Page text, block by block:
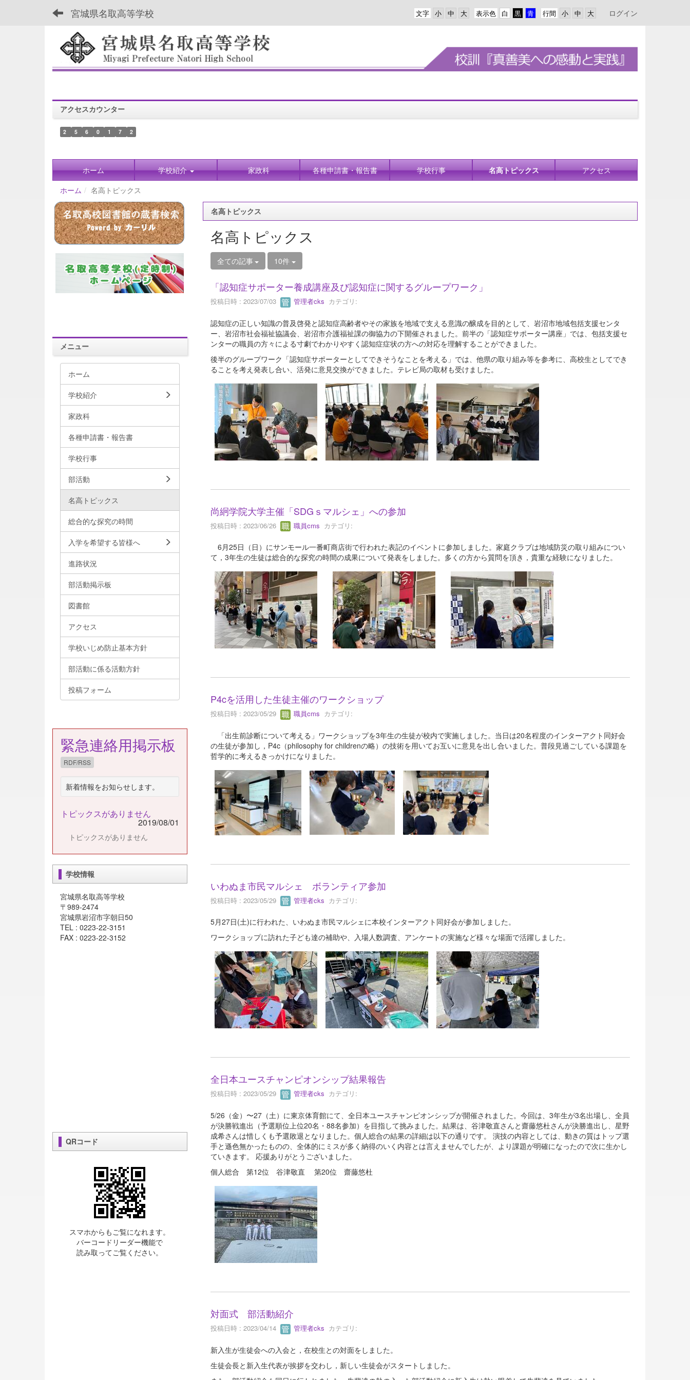
宮城県名取高等学校 行間
表示色
文字 ログイン
アクセスカウンター
2 5 6 0 1 7 2
ホーム 学校紹介 家政科 各種申請書・報告書 学校行事 名高トピックス
アクセス
ホーム
名高トピックス
名高トピックス
名高トピックス
全ての記事 10件
「認知症サポーター養成講座及び認知症に関するグループワーク」
投稿日時 : 2023/07/03 管理者cks カテゴリ:
認知症の正しい知識の普及啓発と認知症高齢者やその家族を地域で支える意識の醸成を目的として、岩沼市地域包括支援センタ
ー、岩沼市社会福祉協議会、岩沼市介護福祉課の御協力の下開催されました。前半の「認知症サポーター講座」では、包括支援セ
ンターの職員の方々による寸劇でわかりやすく認知症症状の方への対応を理解することができました。
後半のグループワーク「認知症サポーターとしてできそうなことを考える」では、他県の取り組み等を参考に、高校生としてでき
ることを考え発表し合い、活発に意見交換ができました。テレビ局の取材も受けました。
尚絅学院大学主催「SDGｓマルシェ」への参加
投稿日時 : 2023/06/26 職員cms カテゴリ:
6月25日（日）にサンモール一番町商店街で行われた表記のイベントに参加しました。家庭クラブは地域防災の取り組みについ
て，3年生の生徒は総合的な探究の時間の成果について発表をしました。多くの方から質問を頂き，貴重な経験になりました。
P4cを活用した生徒主催のワークショップ
投稿日時 : 2023/05/29 職員cms カテゴリ:
「出生前診断について考える」ワークショップを3年生の生徒が校内で実施しました。当日は20名程度のインターアクト同好会
の生徒が参加し，P4c（philosophy for childrenの略）の技術を用いてお互いに意見を出し合いました。普段見過ごしている課題を
哲学的に考えるきっかけになりました。
いわぬま市民マルシェ ボランティア参加
投稿日時 : 2023/05/29 管理者cks カテゴリ:
5月27日(土)に行われた、いわぬま市民マルシェに本校インターアクト同好会が参加しました。
ワークショップに訪れた子ども達の補助や、入場人数調査、アンケートの実施など様々な場面で活躍しました。
全日本ユースチャンピオンシップ結果報告
投稿日時 : 2023/05/29 管理者cks カテゴリ:
5/26（金）〜27（土）に東京体育館にて、全日本ユースチャンピオンシップが開催されました。今回は、3年生が3名出場し、全員
が決勝戦進出（予選順位上位20名・88名参加）を目指して挑みました。結果は、谷津敬直さんと齋藤悠杜さんが決勝進出し、星野
成希さんは惜しくも予選敗退となりました。個人総合の結果の詳細は以下の通りです。 演技の内容としては、動きの質はトップ選
手と遜色無かったものの、全体的にミスが多く納得のいく内容とは言えませんでしたが、より課題が明確になったので次に生かし
ていきます。 応援ありがとうございました。
個人総合 第12位 谷津敬直 第20位 齋藤悠杜
対面式 部活動紹介
投稿日時 : 2023/04/14 管理者cks カテゴリ:
新入生が生徒会への入会と，在校生との対面をしました。
生徒会長と新入生代表が挨拶を交わし，新しい生徒会がスタートしました。
メニュー
ホーム
学校紹介
家政科
各種申請書・報告書
学校行事
部活動
名高トピックス
総合的な探究の時間
入学を希望する皆様へ
進路状況
部活動掲示板
図書館
アクセス
学校いじめ防止基本方針
部活動に係る活動方針
投稿フォーム
緊急連絡用掲示板
RDF/RSS
新着情報をお知らせします。
トピックスがありません
2019/08/01
トピックスがありません
学校情報
宮城県名取高等学校
〒989-2474
宮城県岩沼市字朝日50
TEL : 0223-22-3151
FAX : 0223-22-3152
QRコード
スマホからもご覧になれます。
バーコードリーダー機能で
読み取ってご覧ください。